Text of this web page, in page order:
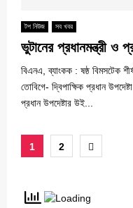
টপ নিউজ সব খবর
ভুটানের প্রধানমন্ত্রী ও
বিএনএ, ব্যাংকক : ষষ্ঠ বিমসটেক
তোবিগে- দ্বিপাক্ষিক প্রধান
প্রধান উপদেষ্টার উই...
Posts
1 2